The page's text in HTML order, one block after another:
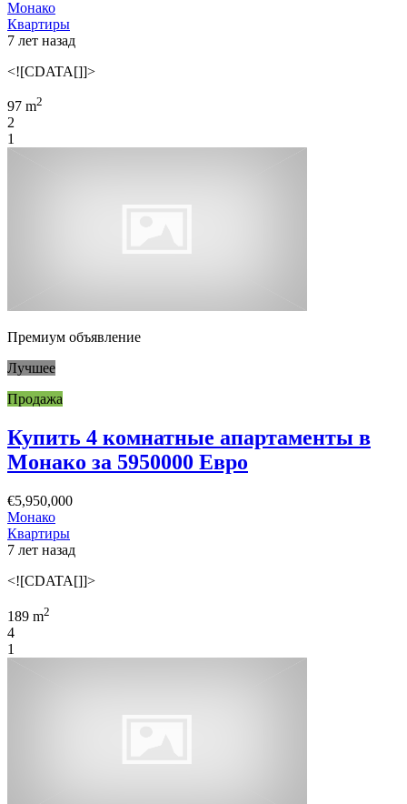
Монако
Квартиры
7 лет назад
<![CDATA[]]>
97 m2
2
1
Премиум объявление
Лучшее
Продажа
Купить 4 комнатные апартаменты в
Монако за 5950000 Евро
€5,950,000
Монако
Квартиры
7 лет назад
<![CDATA[]]>
189 m2
4
1